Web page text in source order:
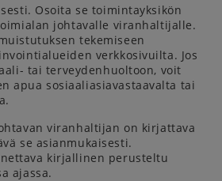
Osoita se toimintayksikön
johtavalle viranhaltijalle.
tekemiseen
verkkosivuilta. Jos
tai terveydenhuoltoon, voit
apua sosiaaliasiavastaavalta tai
viranhaltijan on kirjattava
se asianmukaisesti.
kirjallinen perusteltu
ajassa.